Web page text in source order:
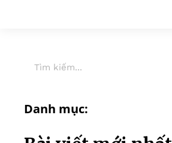
Danh mục: